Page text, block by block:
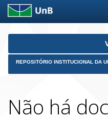
Skip
REPOSITÓRIO INSTITUCIONAL DA
Não há